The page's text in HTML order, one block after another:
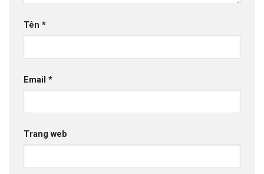
Tên *
Email *
Trang web